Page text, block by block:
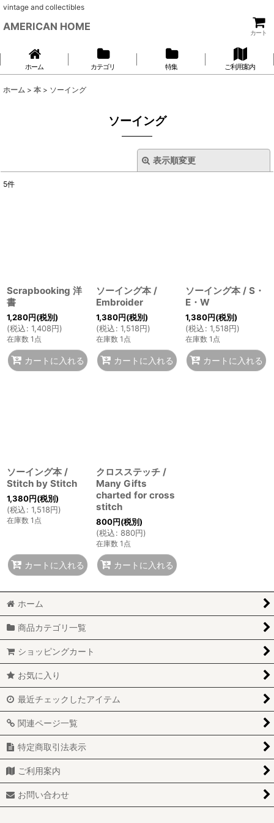
vintage and collectibles
AMERICAN HOME
カート
ホーム カテゴリ 特集 ご利用案内
ホーム > 本 > ソーイング
ソーイング
表示順変更
5件
Scrapbooking 洋
書
1,280円(税別)
(税込: 1,408円)
在庫数 1点
カートに入れる
ソーイング本 /
Embroider
1,380円(税別)
(税込: 1,518円)
在庫数 1点
カートに入れる
ソーイング本 / S・
E・W
1,380円(税別)
(税込: 1,518円)
在庫数 1点
カートに入れる
ソーイング本 /
Stitch by Stitch
1,380円(税別)
(税込: 1,518円)
在庫数 1点
カートに入れる
クロスステッチ /
Many Gifts
charted for cross
stitch
800円(税別)
(税込: 880円)
在庫数 1点
カートに入れる
ホーム
商品カテゴリ一覧
ショッピングカート
お気に入り
最近チェックしたアイテム
関連ページ一覧
特定商取引法表示
ご利用案内
お問い合わせ